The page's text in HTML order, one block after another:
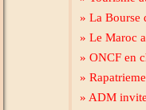
» La Bourse
» Le Maroc
» ONCF en
»
» ADM